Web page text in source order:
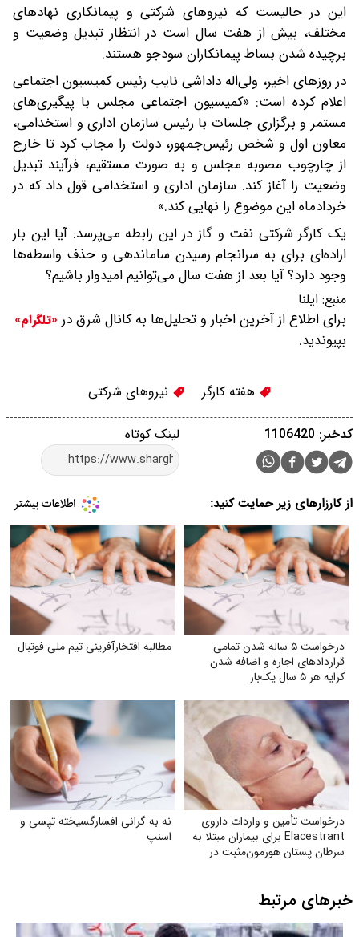
این در حالیست که نیروهای شرکتی و پیمانکاری نهادهای
مختلف، بیش از هفت سال است در انتظار تبدیل وضعیت و
برچیده شدن بساط پیمانکاران سودجو هستند.
در روزهای اخیر، ولی‌اله داداشی نایب رئیس کمیسیون اجتماعی
اعلام کرده است: «کمیسیون اجتماعی مجلس با پیگیری‌های
مستمر و برگزاری جلسات با رئیس سازمان اداری و استخدامی،
معاون اول و شخص رئیس‌جمهور، دولت را مجاب کرد تا خارج
از چارچوب مصوبه مجلس و به صورت مستقیم، فرآیند تبدیل
وضعیت را آغاز کند. سازمان اداری و استخدامی قول داد که در
خردادماه این موضوع را نهایی کند.»
یک کارگر شرکتی نفت و گاز در این رابطه می‌پرسد: آیا این بار
اراده‌ای برای به سرانجام رسیدن ساماندهی و حذف واسطه‌ها
وجود دارد؟ آیا بعد از هفت سال می‌توانیم امیدوار باشیم؟
منبع: ایلنا
برای اطلاع از آخرین اخبار و تحلیل‌ها به کانال شرق در «تلگرام»
بپیوندید.
هفته کارگر نیروهای شرکتی
لینک کوتاه کدخبر: 1106420
از کارزارهای زیر حمایت کنید:
درخواست ۵ ساله شدن تمامی
قراردادهای اجاره و اضافه شدن
کرایه هر ۵ سال یک‌بار
مطالبه افتخارآفرینی تیم ملی فوتبال
درخواست تأمین و واردات داروی
Elacestrant برای بیماران مبتلا به
سرطان پستان هورمون‌مثبت در
نه به گرانی افسارگسیخته تپسی و
اسنپ
خبرهای مرتبط